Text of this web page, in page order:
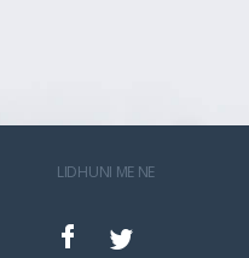
LIDHUNI ME NE